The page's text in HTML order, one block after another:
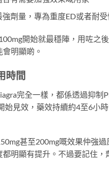
劑量，專為重度ED或者耐
開始就最穩陣，用咗之
明顯啲。
時間
完全一樣，都係透過抑制
始見效，藥效持續約4至6小
甚至200mg嘅效果仲強
明顯有提升。不過要記住